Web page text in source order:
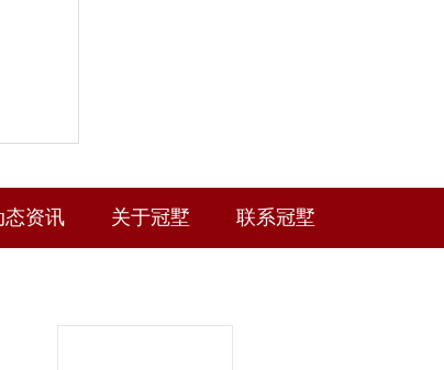
态资讯 关于冠墅 联系冠墅